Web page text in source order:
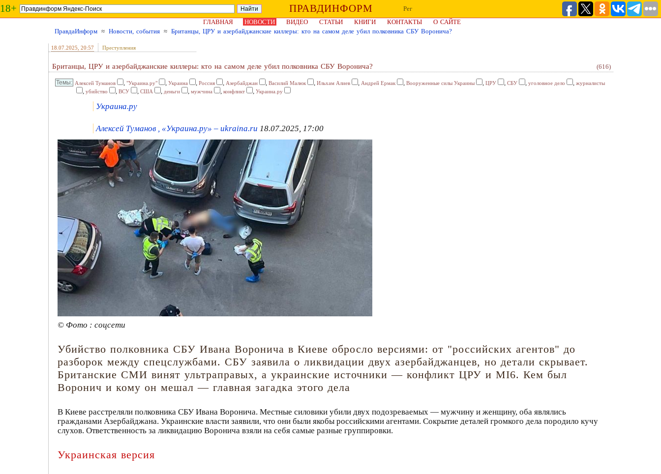
18+ ПРАВДИНФОРМ
Рег
ГЛАВНАЯ
НОВОСТИ ВИДЕО СТАТЬИ КНИГИ КОНТАКТЫ
О САЙТЕ
ПравдаИнформ ≈ Новости, события ≈ Британцы, ЦРУ и азербайджанские киллеры: кто на самом деле убил полковника СБУ Воронича?
18.07.2025 , 20:57 Преступления
Британцы, ЦРУ и азербайджанские киллеры: кто на самом деле убил полковника СБУ Воронича? (616)
Алексей Туманов , "Украина.ру" , Украина , Россия , Азербайджан , Василий Малюк , Ильхам Алиев , Андрей Ермак , Вооруженные силы Украины , ЦРУ , СБУ , уголовное дело , журналисты
, убийство , ВСУ , США , деньги , мужчина , конфликт , Украина.ру
Украина.ру
Алексей Туманов , «Украина.ру» – ukraina.ru 18.07.2025, 17:00
© Фото : соцсети
Убийство полковника СБУ Ивана Воронича в Киеве обросло версиями: от "российских агентов" до
разборок между спецслужбами. СБУ заявила о ликвидации двух азербайджанцев, но детали скрывает.
Британские СМИ винят ультраправых, а украинские источники — конфликт ЦРУ и MI6. Кем был
Воронич и кому он мешал — главная загадка этого дела
В Киеве расстреляли полковника СБУ Ивана Воронича. Местные силовики убили двух подозреваемых — мужчину и женщину, оба являлись
гражданами Азербайджана. Украинские власти заявили, что они были якобы российскими агентами. Сокрытие деталей громкого дела породило кучу
слухов. Ответственность за ликвидацию Воронича взяли на себя самые разные группировки.
Украинская версия